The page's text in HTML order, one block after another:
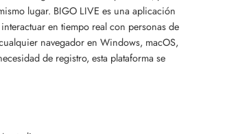
lugar. BIGO LIVE es una aplicación
en tiempo real con personas de
navegador en Windows, macOS,
de registro, esta plataforma se